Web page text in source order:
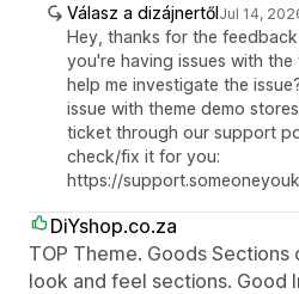
Válasz a dizájnertőlJul 14,
Hey, thanks for the
you're having issues with the
help me investigate the
issue with theme demo
ticket through our support
check/fix it for you:
https://
DiYshop.co.za
TOP Theme. Goods
look and feel sections. Good